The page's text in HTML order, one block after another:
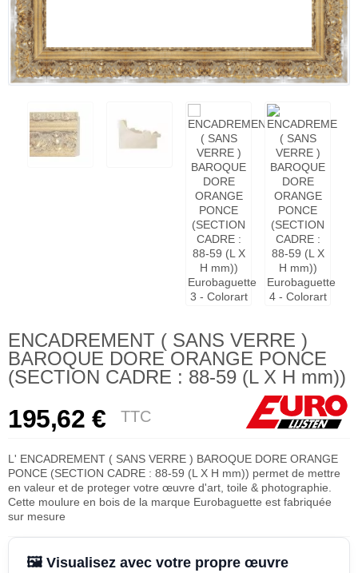
ENCADREMENT ( SANS VERRE )
BAROQUE DORE ORANGE PONCE
(SECTION CADRE : 88-59 (L X H mm))
195,62 € TTC
L' ENCADREMENT ( SANS VERRE ) BAROQUE DORE ORANGE
PONCE (SECTION CADRE : 88-59 (L X H mm)) permet de mettre
en valeur et de proteger votre œuvre d'art, toile & photographie.
Cette moulure en bois de la marque Eurobaguette est fabriquée
sur mesure
🖼️ Visualisez avec votre propre œuvre